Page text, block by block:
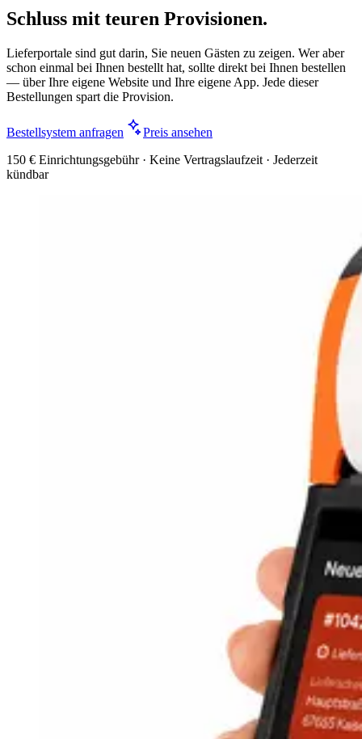
Schluss mit teuren Provisionen.
Lieferportale sind gut darin, Sie neuen Gästen zu zeigen. Wer aber
schon einmal bei Ihnen bestellt hat, sollte direkt bei Ihnen bestellen
— über Ihre eigene Website und Ihre eigene App. Jede dieser
Bestellungen spart die Provision.
Bestellsystem anfragen
Preis ansehen
150 € Einrichtungsgebühr · Keine Vertragslaufzeit · Jederzeit
kündbar